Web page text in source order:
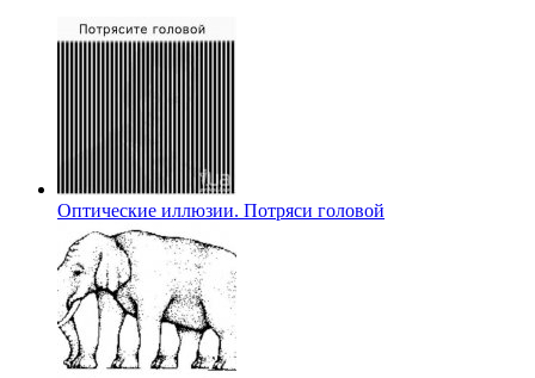
Оптические иллюзии. Потряси головой